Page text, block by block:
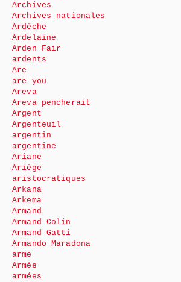
Archives
Archives nationales
Ardèche
Ardelaine
Arden Fair
ardents
Are
are you
Areva
Areva pencherait
Argent
Argenteuil
argentin
argentine
Ariane
Ariège
aristocratiques
Arkana
Arkema
Armand
Armand Colin
Armand Gatti
Armando Maradona
arme
Armée
armées